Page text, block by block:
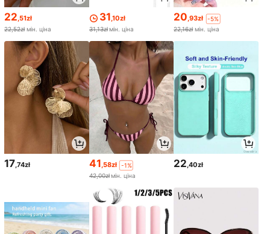
22,51zł
22,52zł мін. ціна
31,10zł
31,13złмін. ціна
20,93zł
-5%
22,16zł мін. ціна
17,74zł 41,58zł
-1%
42,00złмін. ціна
22,40zł